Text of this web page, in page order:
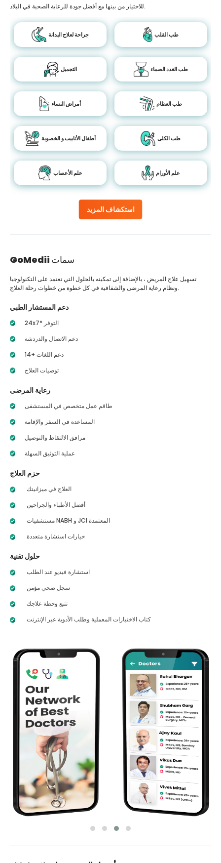
استكشاف المزيد
للاختيار من بينها مع أفضل جودة للرعاية الصحية في البلاد.
جراحة لعلاج البدانة طب القلب
التجميل طب الغدد الصماء
أمراض النساء طب العظام
أطفال الأنابيب و الخصوبة طب الكلى
علم الأعصاب علم الأورام
GoMedii سمات
تسهيل علاج المريض ، بالإضافة إلى تمكينه بالحلول التي تعتمد على التكنولوجيا
ونظام رعاية المرضى والشفافية في كل خطوة من خطوات رحلة العلاج.
دعم المستشار الطبي
24x7* التوفر
دعم الاتصال والدردشة
14+ دعم اللغات
توصيات العلاج
رعاية المرضى
طاقم عمل متخصص في المستشفى
المساعدة في السفر والإقامة
مرافق الالتقاط والتوصيل
عملية التوثيق السهلة
حزم العلاج
العلاج في ميزانيتك
أفضل الأطباء والجراحين
مستشفيات NABH و JCI المعتمدة
خيارات استشارة متعددة
حلول تقنية
استشارة فيديو عند الطلب
سجل صحي مؤمن
تتبع وخطة علاجك
كتاب الاختبارات المعملية وطلب الأدوية عبر الإنترنت